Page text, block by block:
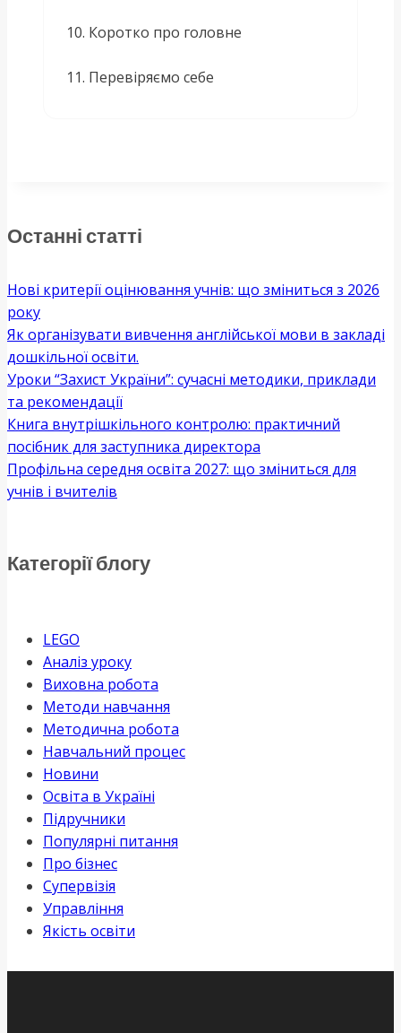
10. Коротко про головне
11. Перевіряємо себе
Останні статті
Нові критерії оцінювання учнів: що зміниться з 2026
року
Як організувати вивчення англійської мови в закладі
дошкільної освіти.
Уроки “Захист України”: сучасні методики, приклади
та рекомендації
Книга внутрішкільного контролю: практичний
посібник для заступника директора
Профільна середня освіта 2027: що зміниться для
учнів і вчителів
Категорії блогу
LEGO
Аналіз уроку
Виховна робота
Методи навчання
Методична робота
Навчальний процес
Новини
Освіта в Україні
Підручники
Популярні питання
Про бізнес
Супервізія
Управління
Якість освіти